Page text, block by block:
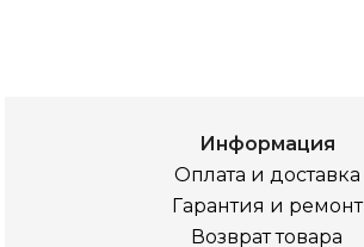
Информация
Оплата и доставка
Гарантия и ремонт
Возврат товара